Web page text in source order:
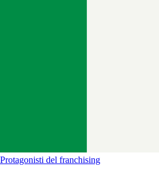
Protagonisti del franchising